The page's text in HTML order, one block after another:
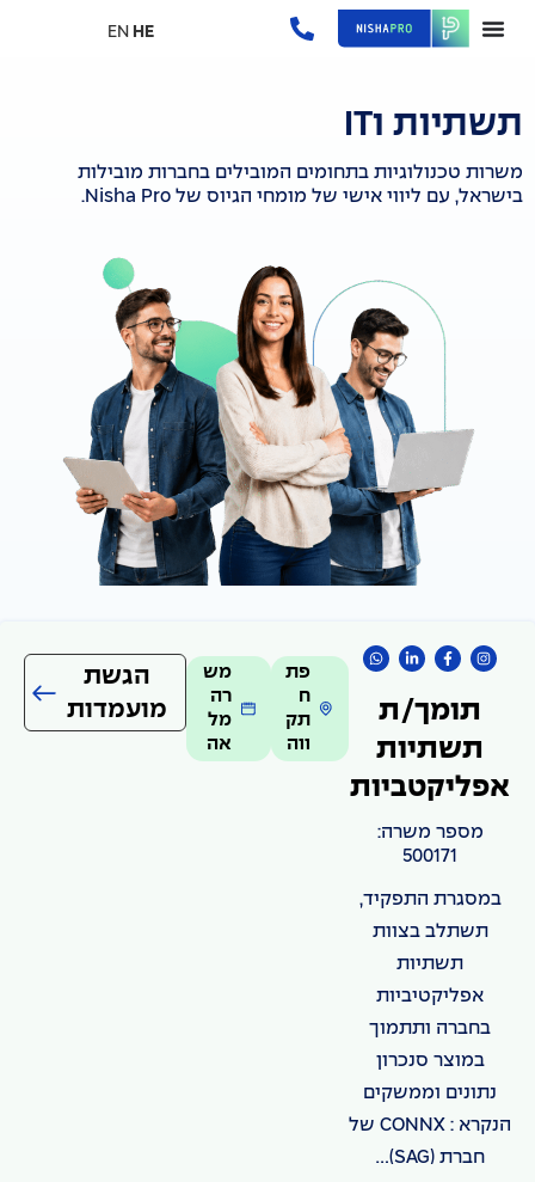
תשתיות וIT
משרות טכנולוגיות בתחומים המובילים בחברות מובילות
בישראל, עם ליווי אישי של מומחי הגיוס של Nisha Pro.
תומך/ת
תשתיות
אפליקטביות
מספר משרה:
500171
במסגרת התפקיד,
תשתלב בצוות
תשתיות
אפליקטיביות
בחברה ותתמוך
במוצר סנכרון
נתונים וממשקים
הנקרא : CONNX של
חברת (SAG)...
פת
ח
תק
ווה
מש
רה
מל
אה
הגשת
מועמדות
EN HE